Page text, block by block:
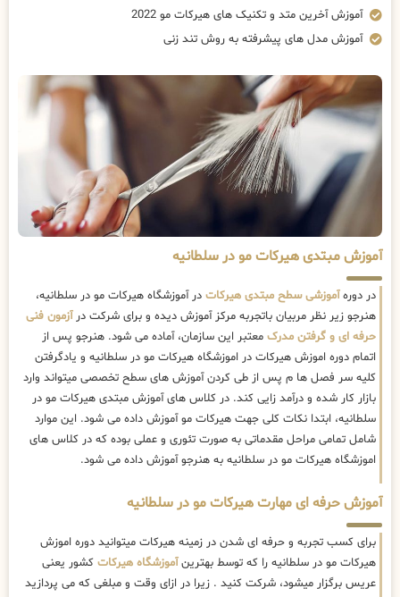
آموزش آخرین متد و تکنیک های هیرکات مو 2022
آموزش مدل های پیشرفته به روش تند زنی
آموزش مبتدی هیرکات مو در سلطانیه
در دورهآموزشی سطح مبتدی هیرکات در آموزشگاه هیرکات مو در سلطانیه،
هنرجو زیر نظر مربیان باتجربه مرکز آموزش دیده و برای شرکت درآزمون فنی
حرفه ای و گرفتن مدرک معتبر این سازمان، آماده می شود. هنرجو پس از
اتمام دوره اموزش هیرکات در اموزشگاه هیرکات مو در سلطانیه و یادگرفتن
کلیه سر فصل ها م پس از طی کردن آموزش های سطح تخصصی میتواند وارد
بازار کار شده و درآمد زایی کند. در کلاس های آموزش مبتدی هیرکات مو در
سلطانیه، ابتدا نکات کلی جهت هیرکات مو آموزش داده می شود. این موارد
شامل تمامی مراحل مقدماتی به صورت تئوری و عملی بوده که در کلاس های
اموزشگاه هیرکات مو در سلطانیه به هنرجو آموزش داده می شود.
آموزش حرفه ای مهارت هیرکات مو در سلطانیه
برای کسب تجربه و حرفه ای شدن در زمینه هیرکات میتوانید دوره اموزش
هیرکات مو در سلطانیه را که توسط بهترینآموزشگاه هیرکات کشور یعنی
عریس برگزار میشود، شرکت کنید . زیرا در ازای وقت و مبلغی که می پردازید